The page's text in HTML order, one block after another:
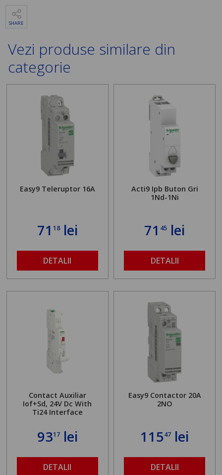
SHARE
Vezi produse similare din
categorie
Easy9 Teleruptor 16A
71 18lei
DETALII
Acti9 Ipb Buton Gri
1Nd-1Ni
71 45 lei
DETALII
Contact Auxiliar
Iof+Sd, 24V Dc With
Ti24 Interface
9317lei
DETALII
Easy9 Contactor 20A
2NO
11547 lei
DETALII